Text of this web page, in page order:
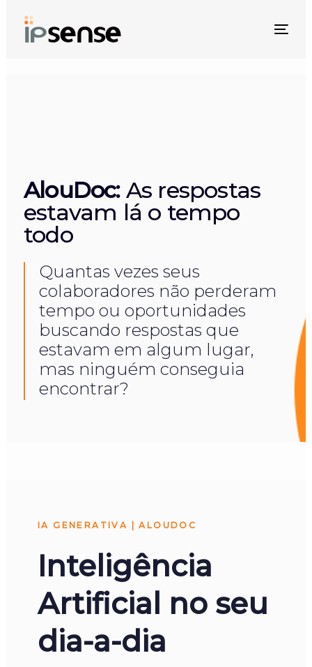
primary
AlouDoc:As respostas
estavam lá o tempo
todo
Quantas vezes seus
colaboradores não perderam
tempo ou oportunidades
buscando respostas que
estavam em algum lugar,
mas ninguém conseguia
encontrar?
IA GENERATIVA | ALOUDOC
Inteligência
Artificial no seu
dia-a-dia